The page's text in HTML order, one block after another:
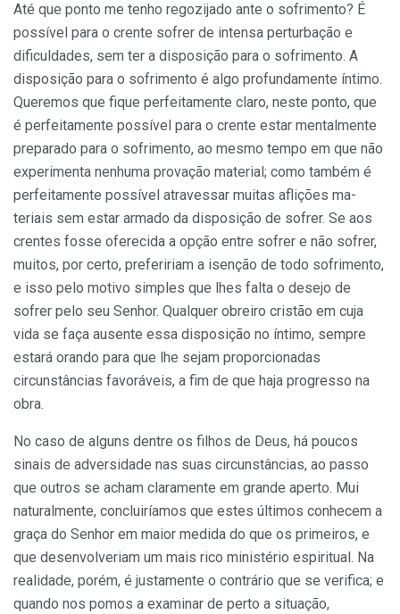
Até que ponto me tenho regozijado ante o sofrimento? É
possível para o crente sofrer de intensa perturbação e
dificuldades, sem ter a disposição para o sofrimento. A
disposição para o so­frimento é algo profundamente íntimo.
Queremos que fique perfeitamente claro, neste ponto, que
é perfeita­mente possível para o crente estar mentalmente
preparado para o sofrimento, ao mesmo tempo em que não
experimenta nenhuma provação material; como também é
perfeitamente possível atravessar muitas aflições ma­
teriais sem estar armado da disposição de sofrer. Se aos
crentes fosse oferecida a opção entre sofrer e não sofrer,
muitos, por certo, prefeririam a isenção de todo sofrimento,
e isso pelo motivo simples que lhes falta o desejo de
sofrer pelo seu Senhor. Qualquer obreiro cristão em cuja
vida se faça ausente essa disposição no íntimo, sempre
estará orando para que lhe sejam propor­cionadas
circunstâncias favoráveis, a fim de que haja progresso na
obra.
No caso de alguns dentre os filhos de Deus, há poucos
sinais de adversidade nas suas circunstâncias, ao passo
que outros se acham claramente em grande aperto. Mui
naturalmente, concluiríamos que estes últi­mos conhecem a
graça do Senhor em maior medida do que os primeiros, e
que desenvolveriam um mais rico ministério espiritual. Na
realidade, porém, é justamente o contrário que se verifica; e
quando nos pomos a exa­minar de perto a situação,